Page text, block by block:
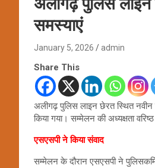
समस्याएं
January 5, 2026 admin
Share This
अलीगढ़ पुलिस लाइन छेरत स्थित नवीन
किया गया। सम्मेलन की अध्यक्षता
एसएसपी ने किया संवाद
सम्मेलन के दौरान एसएसपी ने